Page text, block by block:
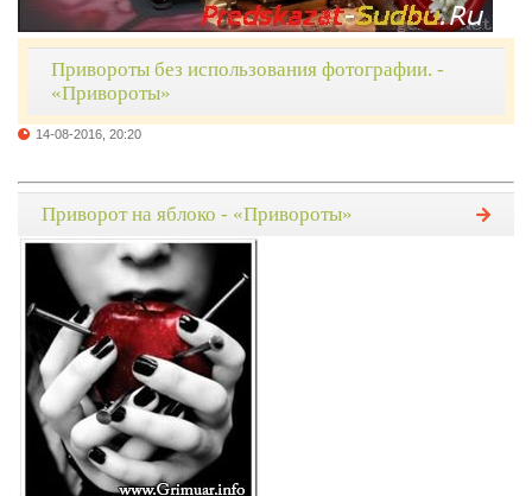
Привороты без использования фотографии. -
«Привороты»
14-08-2016, 20:20
Приворот на яблоко - «Привороты»